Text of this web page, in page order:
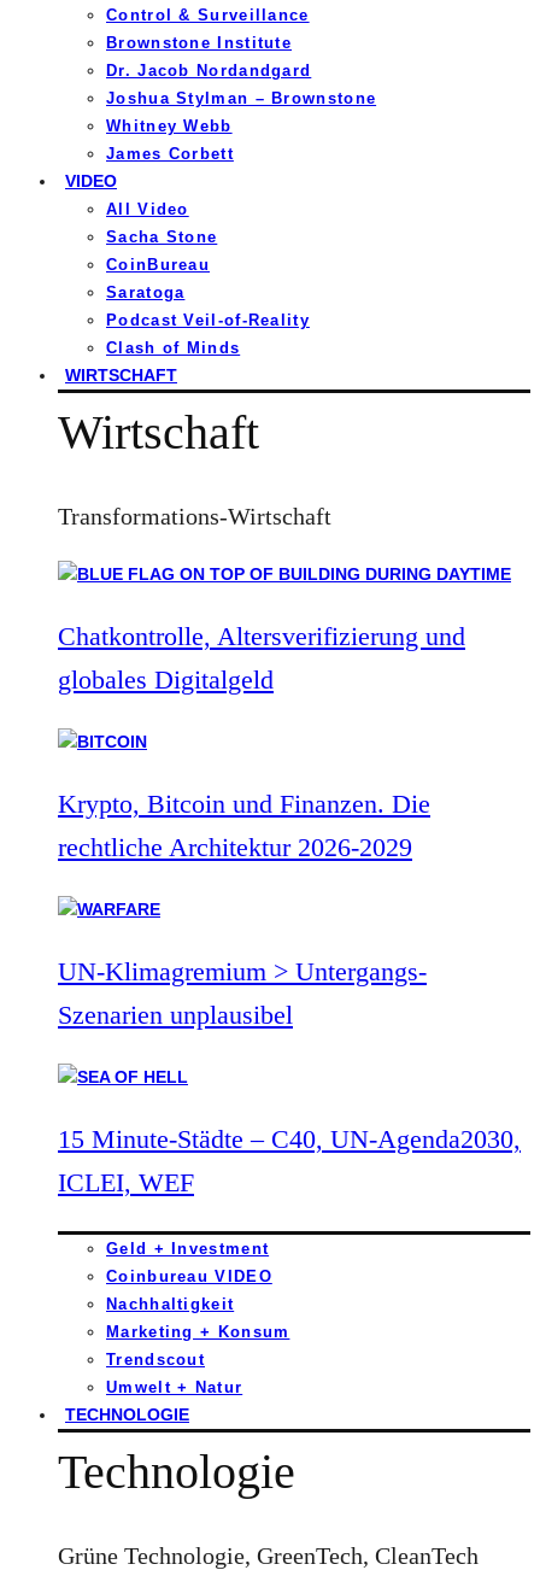
Control & Surveillance
Brownstone Institute
Dr. Jacob Nordandgard
Joshua Stylman – Brownstone
Whitney Webb
James Corbett
VIDEO
All Video
Sacha Stone
CoinBureau
Saratoga
Podcast Veil-of-Reality
Clash of Minds
WIRTSCHAFT
Wirtschaft
Transformations-Wirtschaft
Chatkontrolle, Altersverifizierung und
globales Digitalgeld
Krypto, Bitcoin und Finanzen. Die
rechtliche Architektur 2026-2029
UN-Klimagremium > Untergangs-
Szenarien unplausibel
15 Minute-Städte – C40, UN-Agenda2030,
ICLEI, WEF
Geld + Investment
Coinbureau VIDEO
Nachhaltigkeit
Marketing + Konsum
Trendscout
Umwelt + Natur
TECHNOLOGIE
Technologie
Grüne Technologie, GreenTech, CleanTech